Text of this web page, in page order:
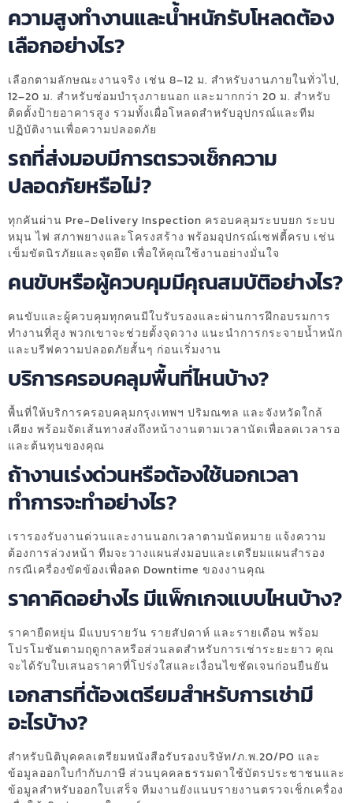
ความสูงทำงานและน้ำหนักรับโหลดต้อง
เลือกอย่างไร?
เลือกตามลักษณะงานจริง เช่น 8–12 ม. สำหรับงานภายในทั่วไป,
12–20 ม. สำหรับซ่อมบำรุงภายนอก และมากกว่า 20 ม. สำหรับ
ติดตั้งป้ายอาคารสูง รวมทั้งเผื่อโหลดสำหรับอุปกรณ์และทีม
ปฏิบัติงานเพื่อความปลอดภัย
รถที่ส่งมอบมีการตรวจเช็กความ
ปลอดภัยหรือไม่?
ทุกคันผ่าน Pre-Delivery Inspection ครอบคลุมระบบยก ระบบ
หมุน ไฟ สภาพยางและโครงสร้าง พร้อมอุปกรณ์เซฟตี้ครบ เช่น
เข็มขัดนิรภัยและจุดยึด เพื่อให้คุณใช้งานอย่างมั่นใจ
คนขับหรือผู้ควบคุมมีคุณสมบัติอย่างไร?
คนขับและผู้ควบคุมทุกคนมีใบรับรองและผ่านการฝึกอบรมการ
ทำงานที่สูง พวกเขาจะช่วยตั้งจุดวาง แนะนำการกระจายน้ำหนัก
และบรีฟความปลอดภัยสั้นๆ ก่อนเริ่มงาน
บริการครอบคลุมพื้นที่ไหนบ้าง?
พื้นที่ให้บริการครอบคลุมกรุงเทพฯ ปริมณฑล และจังหวัดใกล้
เคียง พร้อมจัดเส้นทางส่งถึงหน้างานตามเวลานัดเพื่อลดเวลารอ
และต้นทุนของคุณ
ถ้างานเร่งด่วนหรือต้องใช้นอกเวลา
ทำการจะทำอย่างไร?
เรารองรับงานด่วนและงานนอกเวลาตามนัดหมาย แจ้งความ
ต้องการล่วงหน้า ทีมจะวางแผนส่งมอบและเตรียมแผนสำรอง
กรณีเครื่องขัดข้องเพื่อลด Downtime ของงานคุณ
ราคาคิดอย่างไร มีแพ็กเกจแบบไหนบ้าง?
ราคายืดหยุ่น มีแบบรายวัน รายสัปดาห์ และรายเดือน พร้อม
โปรโมชันตามฤดูกาลหรือส่วนลดสำหรับการเช่าระยะยาว คุณ
จะได้รับใบเสนอราคาที่โปร่งใสและเงื่อนไขชัดเจนก่อนยืนยัน
เอกสารที่ต้องเตรียมสำหรับการเช่ามี
อะไรบ้าง?
สำหรับนิติบุคคลเตรียมหนังสือรับรองบริษัท/ภ.พ.20/PO และ
ข้อมูลออกใบกำกับภาษี ส่วนบุคคลธรรมดาใช้บัตรประชาชนและ
ข้อมูลสำหรับออกใบเสร็จ ทีมงานยังแนบรายงานตรวจเช็กเครื่อง